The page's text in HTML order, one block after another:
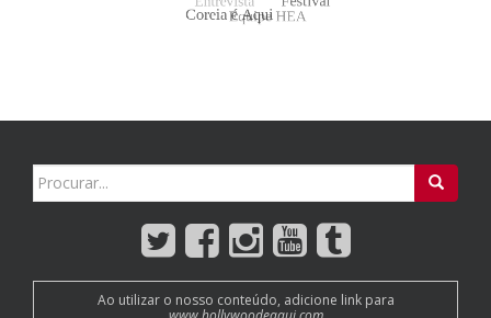
Search
Ao utilizar o nosso conteúdo, adicione link para